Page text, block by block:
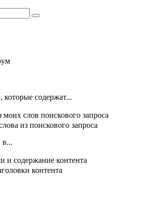
которые содержат...
моих слов поискового запроса
из поискового запроса
в...
и содержание контента
контента